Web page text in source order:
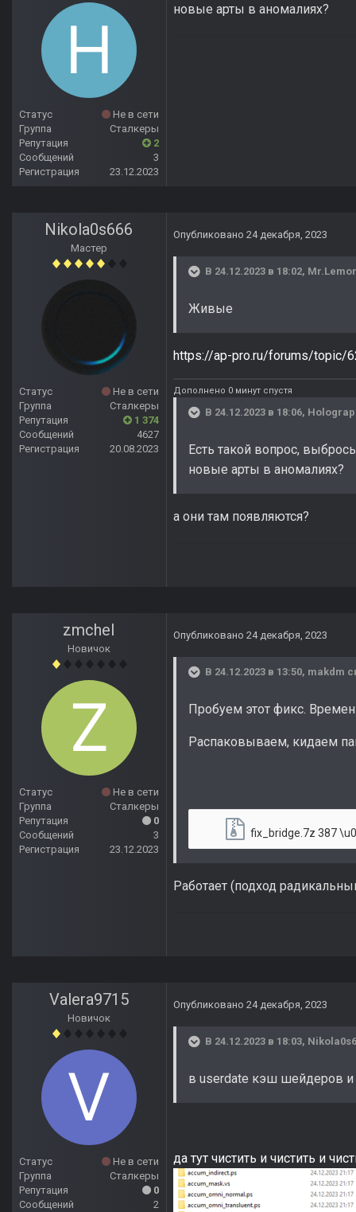
Статус
Не в сети
Группа
Сталкеры
Репутация
2
Сообщений
3
Регистрация
23.12.2023
новые арты в аномалиях?
Nikola0s666
Мастер
Статус
Не в сети
Группа
Сталкеры
Репутация
1 374
Сообщений
4627
Регистрация
20.08.2023
Опубликовано 24 декабря, 2023
В 24.12.2023 в 18:02,
Живые
https://ap-pro.ru/forums/topic/
Дополнено 0 минут спустя
В 24.12.2023 в 18:06,
Есть такой вопрос,
новые арты в аномалиях?
а они там появляются?
zmchel
Новичок
Статус
Не в сети
Группа
Сталкеры
Репутация
0
Сообщений
3
Регистрация
23.12.2023
Опубликовано 24 декабря, 2023
В 24.12.2023 в 13:50, makdm
Пробуем этот фикс.
Распаковываем, кидаем
fix_bridge.7z 387
Работает (подход
Valera9715
Новичок
Статус
Не в сети
Группа
Сталкеры
Репутация
0
Сообщений
2
Опубликовано 24 декабря, 2023
В 24.12.2023 в 18:03,
в userdate кэш шейдеров и
да тут чистить и чистить и